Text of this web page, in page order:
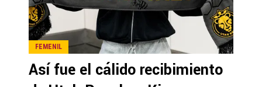
FEMENIL
Así fue el cálido recibimiento